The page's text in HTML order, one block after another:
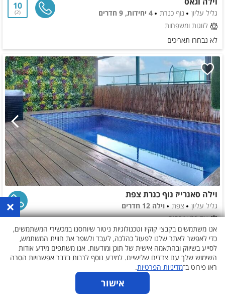
גליל עליון נוף כנרת
4 יחידות, 9 חדרים
לזוגות ומשפחות
10
2
לא נבחרו תאריכים
וילה סאנרייז נוף כנרת צפת
גליל עליון צפת
וילה 12 חדרים
עד 36 אורחים
לא נבחרו תאריכים
×
אנו משתמשים בקבצי קוקיז וטכנולוגיות ניטור שיוחסנו במכשירי המשתמשים,
כדי לאפשר לאתר שלנו לפעול כהלכה, לעבד ולשפר את חווית המשתמש,
לסייע בשיווק ובהתאמה אישית של תוכן ומודעות. אנו משתפים מידע אודות
השימוש שלך עם צדדים שלישיים. למידע נוסף לרבות בדבר אפשרויות הסרה
ראו פירוט ב־מדיניות הפרטיות.
אישור